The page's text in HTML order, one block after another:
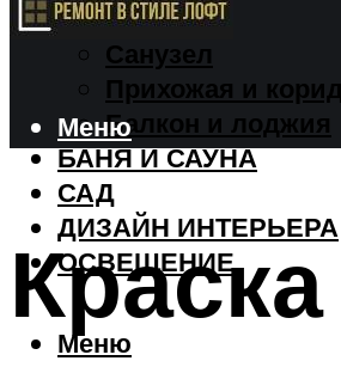
Спальня
Санузел
Прихожая и
Балкон и лоджия
БАНЯ И САУНА
САД
ДИЗАЙН ИНТЕРЬЕРА
ОСВЕЩЕНИЕ
Меню
Меню